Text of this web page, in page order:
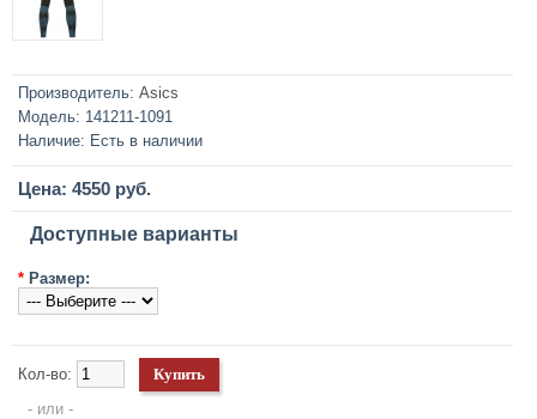
Производитель: Asics
Модель: 141211-1091
Наличие: Есть в наличии
Цена: 4550 руб.
Доступные варианты
* Размер:
Кол-во:
- или -